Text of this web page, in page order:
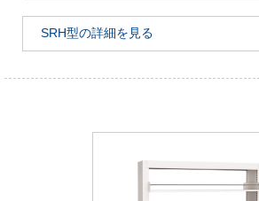
SRH型の詳細を見る